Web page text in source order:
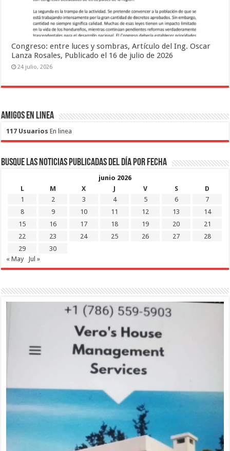
Congreso: entre luces y sombras, Artículo del Ing. Oscar
Lanza Rosales, Publicado el 16 de julio de 2026
24 julio, 2026
Amigos en Linea
117 Usuarios En linea
Busque las noticias publicadas del día por fecha
junio 2026
L
M X J V S
D
1
2 3 4 5 6
7
8
9 10 11 12 13
14
15
16 17 18 19 20
21
22
23 24 25 26 27
28
29
30
« May
Jul »